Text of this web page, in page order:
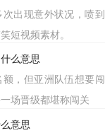
境的流变中
话的含义早
来看，它表
的自夸，但
温柔反击。
出现意外状况，喷到
短视频素材。
么意思
，但亚洲队伍想要闯
场晋级都堪称闯关
意思